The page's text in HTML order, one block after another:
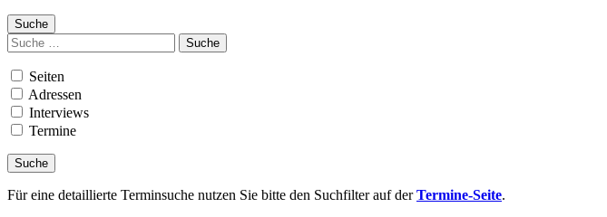
Suche
Suchen
nach:
Seiten
Adressen
Interviews
Termine
Für eine detaillierte Terminsuche nutzen Sie bitte den Suchfilter auf derTermine-Seite.